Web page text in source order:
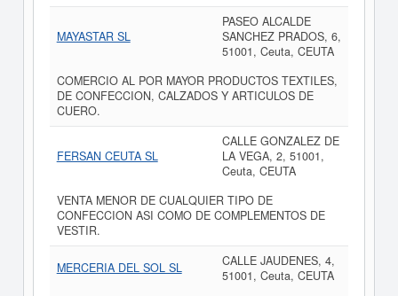
MAYASTAR SL
PASEO ALCALDE
SANCHEZ PRADOS, 6,
51001, Ceuta, CEUTA
COMERCIO AL POR MAYOR PRODUCTOS TEXTILES,
DE CONFECCION, CALZADOS Y ARTICULOS DE
CUERO.
FERSAN CEUTA SL
CALLE GONZALEZ DE
LA VEGA, 2, 51001,
Ceuta, CEUTA
VENTA MENOR DE CUALQUIER TIPO DE
CONFECCION ASI COMO DE COMPLEMENTOS DE
VESTIR.
MERCERIA DEL SOL SL
CALLE JAUDENES, 4,
51001, Ceuta, CEUTA